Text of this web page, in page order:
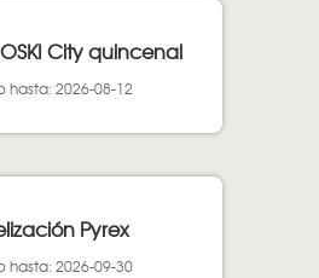
City quincenal
hasta: 2026-08-12
Pyrex
hasta: 2026-09-30